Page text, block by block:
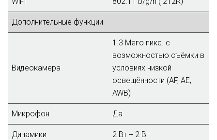
Дополнительные функции
Видеокамера
1.3 Мего пикс. с
возможностью съёмки в
условиях низкой
освещённости (AF, AE,
AWB)
Микрофон Да
Динамики 2 Вт + 2 Вт